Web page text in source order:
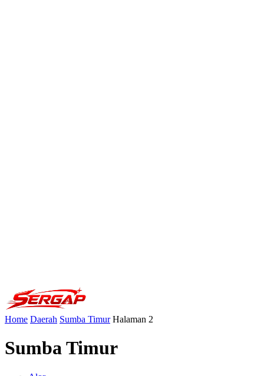
Home Daerah Sumba Timur Halaman 2
Sumba Timur